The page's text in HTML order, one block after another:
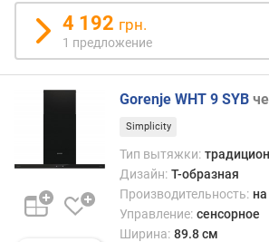
с
(
о
)
(
4 192 грн.
1 предложение
Gorenje WHT 9 SYB
Simplicity
Тип вытяжки:
Дизайн: Т-образная
Производительность:
Управление: сенсорное
Ширина: 89.8 см